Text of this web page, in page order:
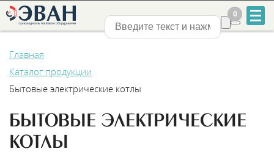
+7
831
Нижний Новгород
0
0
Главная
Каталог продукции
Бытовые электрические котлы
БЫТОВЫЕ ЭЛЕКТРИЧЕСКИЕ
КОТЛЫ